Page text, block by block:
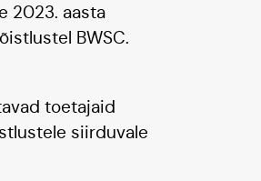
2023. aasta
BWSC.
toetajaid
siirduvale